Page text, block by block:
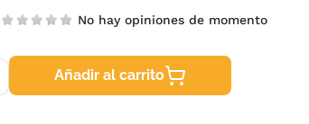
No hay opiniones de momento
Añadir al carrito